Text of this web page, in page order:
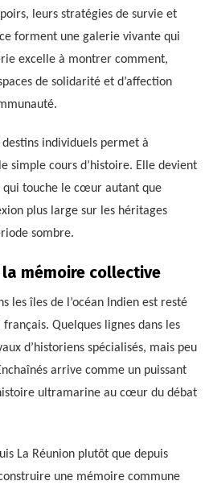
leurs stratégies de survie et
forment une galerie vivante qui
excelle à montrer comment,
de solidarité et d’affection
individuels permet à
simple cours d’histoire. Elle devient
qui touche le cœur autant que
plus large sur les héritages
sombre.
mémoire collective
les îles de l’océan Indien est resté
Quelques lignes dans les
d’historiens spécialisés, mais peu
arrive comme un puissant
ultramarine au cœur du débat
La Réunion plutôt que depuis
une mémoire commune